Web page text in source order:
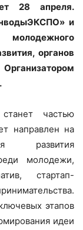
28 апреля.
и
органов
частью
направлен на
развития
молодежи,
стартап-
этапов
идеи